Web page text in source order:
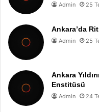
Admin 25
Ankara’da
Admin 25
Ankara
Enstitüsü
Admin 24